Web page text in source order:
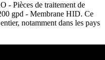
- Pièces de traitement de
gpd - Membrane HID. Ce
notamment dans les pays